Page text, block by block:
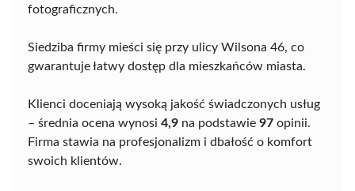
fotograficznych.
Siedziba firmy mieści się przy ulicy Wilsona 46, co
gwarantuje łatwy dostęp dla mieszkańców miasta.
Klienci doceniają wysoką jakość świadczonych usług
– średnia ocena wynosi 4,9 na podstawie 97 opinii.
Firma stawia na profesjonalizm i dbałość o komfort
swoich klientów.